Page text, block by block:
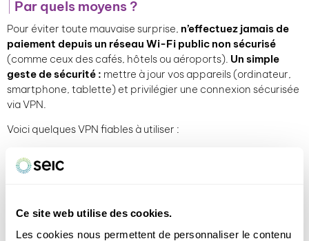
Ce site web utilise des cookies.
Les cookies nous permettent de personnaliser le contenu
Par quels moyens ?
Pour éviter toute mauvaise surprise, n’effectuez jamais de
paiement depuis un réseau Wi-Fi public non sécurisé
(comme ceux des cafés, hôtels ou aéroports). Un simple
geste de sécurité : mettre à jour vos appareils (ordinateur,
smartphone, tablette) et privilégier une connexion sécurisée
via VPN.
Voici quelques VPN fiables à utiliser :
https://mullvad.net/en
https://www.privateinternetaccess.com/fr/